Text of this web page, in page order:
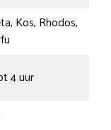
Kos, Rhodos,
4 uur